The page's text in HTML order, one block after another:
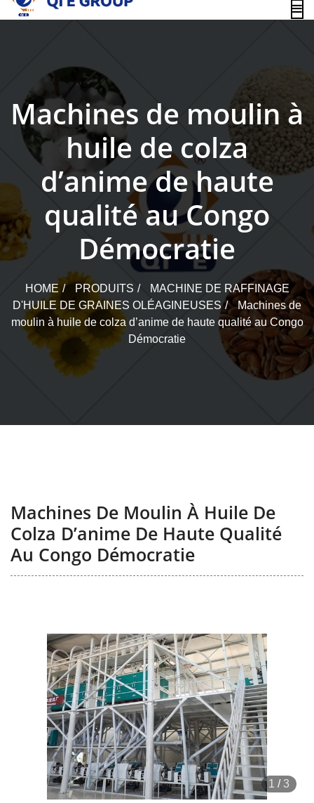
content
Machines de moulin à
huile de colza
d’anime de haute
qualité au Congo
Démocratie
HOME PRODUITS
MACHINE DE RAFFINAGE
D'HUILE DE GRAINES OLÉAGINEUSES
Machines de
moulin à huile de colza d’anime de haute qualité au Congo
Démocratie
Machines De Moulin À Huile De
Colza D’anime De Haute Qualité
Au Congo Démocratie
1 /3